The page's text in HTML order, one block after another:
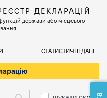
ДЕКЛАРАЦІЙ
держави або місцевого
СТАТИСТИЧНІ ДАНІ